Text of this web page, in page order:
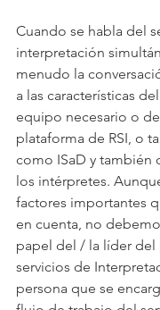
Cuando se habla del
interpretación
menudo la
a las características
equipo necesario o
plataforma de RSI, o
como ISaD y también
los intérpretes.
factores importantes
en cuenta, no
papel del / la líder del
servicios de
persona que se